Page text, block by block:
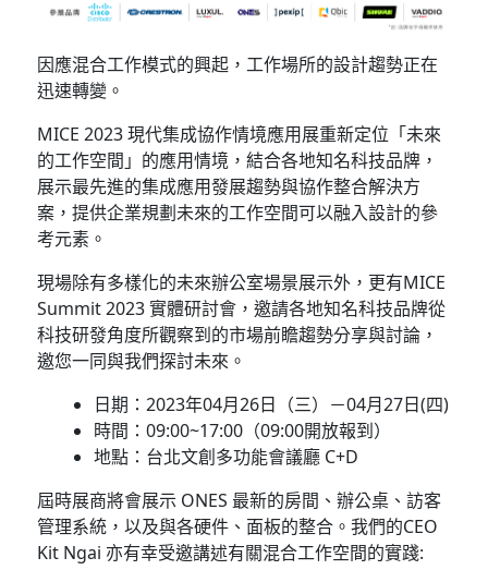
因應混合工作模式的興起，工作場所的設計趨勢正在
迅速轉變。
MICE 2023 現代集成協作情境應用展重新定位「未來
的工作空間」的應用情境，結合各地知名科技品牌，
展示最先進的集成應用發展趨勢與協作整合解決方
案，提供企業規劃未來的工作空間可以融入設計的參
考元素。
現場除有多樣化的未來辦公室場景展示外，更有MICE
Summit 2023 實體研討會，邀請各地知名科技品牌從
科技研發角度所觀察到的市場前瞻趨勢分享與討論，
邀您一同與我們探討未來。
日期：2023年04月26日（三）－04月27日(四)
時間：09:00~17:00（09:00開放報到）
地點：台北文創多功能會議廳 C+D
屆時展商將會展示 ONES 最新的房間、辦公桌、訪客
管理系統，以及與各硬件、面板的整合。我們的CEO
Kit Ngai 亦有幸受邀講述有關混合工作空間的實踐: